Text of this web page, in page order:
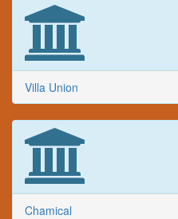
Villa Union
Chamical